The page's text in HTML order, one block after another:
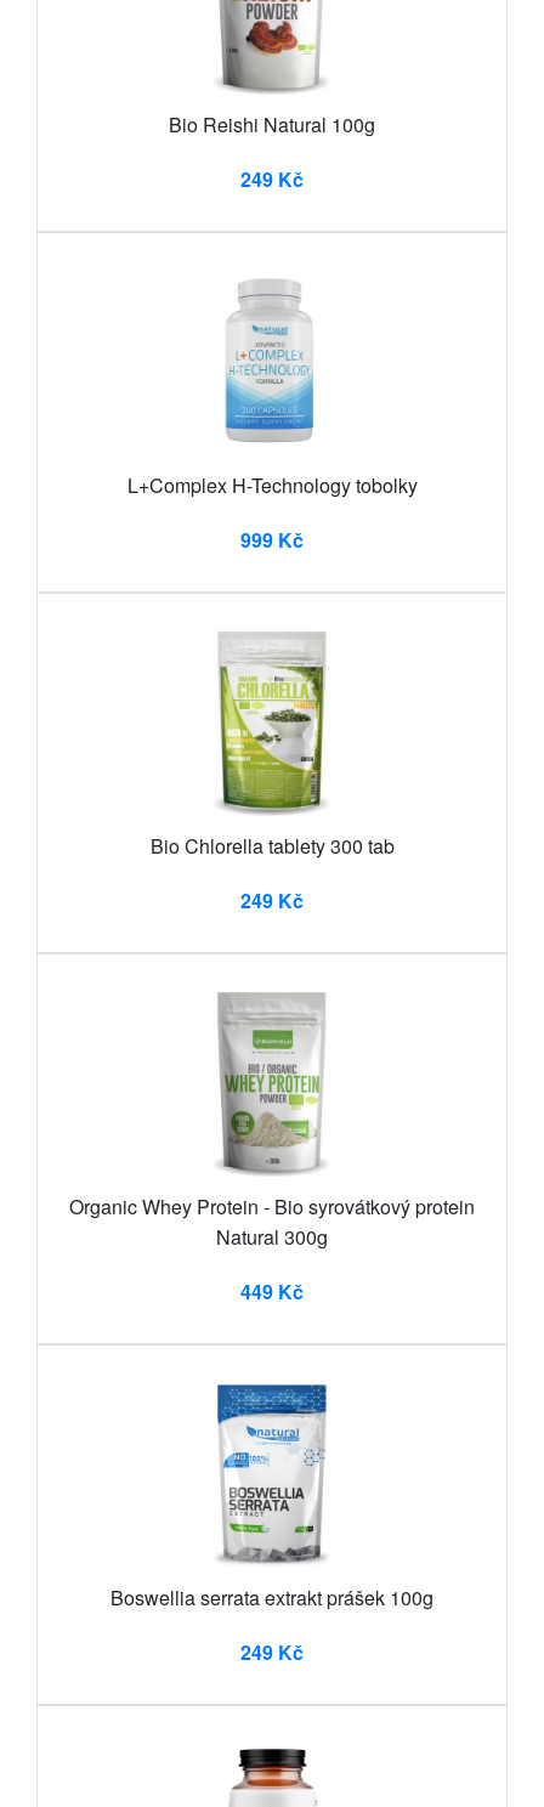
Bio Reishi Natural 100g
249 Kč
L+Complex H-Technology tobolky
999 Kč
Bio Chlorella tablety 300 tab
249 Kč
Organic Whey Protein - Bio syrovátkový protein
Natural 300g
449 Kč
Boswellia serrata extrakt prášek 100g
249 Kč